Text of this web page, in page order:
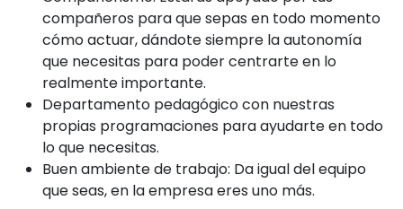
compañeros para que sepas en todo momento
cómo actuar, dándote siempre la autonomía
que necesitas para poder centrarte en lo
realmente importante.
Departamento pedagógico con nuestras
propias programaciones para ayudarte en todo
lo que necesitas.
Buen ambiente de trabajo: Da igual del equipo
que seas, en la empresa eres uno más.